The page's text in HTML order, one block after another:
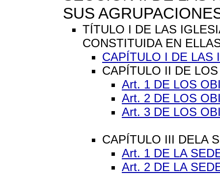
SUS
TÍTULO I DE LAS
CONSTITUIDA EN
CAPÍTULO I DE LAS
CAPÍTULO II DE
Art. 1 DE LOS
Art. 2 DE LOS
Art. 3 DE LOS
CAPÍTULO III DELA
Art. 1 DE LA
Art. 2 DE LA